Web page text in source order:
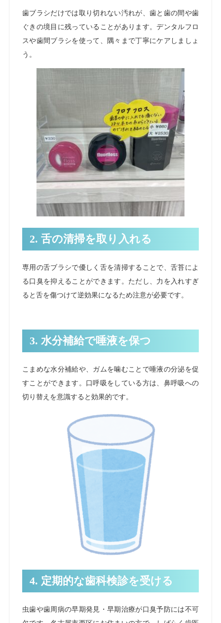
歯ブラシだけでは取り切れない汚れが、歯と歯の間や歯
ぐきの境目に残っていることがあります。デンタルフロ
スや歯間ブラシを使って、隅々まで丁寧にケアしましょ
う。
2. 舌の清掃を取り入れる
専用の舌ブラシで優しく舌を清掃することで、舌苔によ
る口臭を抑えることができます。ただし、力を入れすぎ
ると舌を傷つけて逆効果になるため注意が必要です。
3. 水分補給で唾液を保つ
こまめな水分補給や、ガムを噛むことで唾液の分泌を促
すことができます。口呼吸をしている方は、鼻呼吸への
切り替えを意識すると効果的です。
4. 定期的な歯科検診を受ける
虫歯や歯周病の早期発見・早期治療が口臭予防には不可